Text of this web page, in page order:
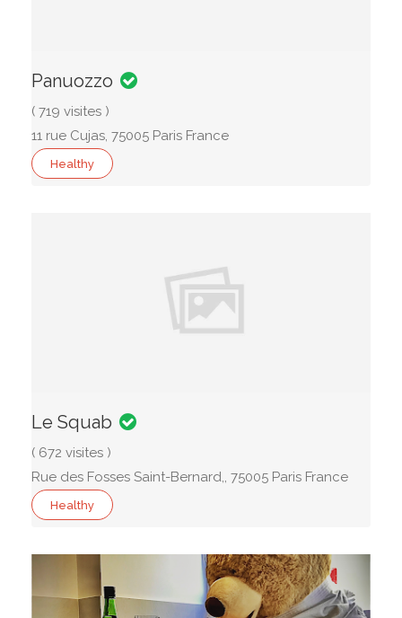
Panuozzo
( 719 visites )
11 rue Cujas, 75005 Paris France
Healthy
Le Squab
( 672 visites )
Rue des Fosses Saint-Bernard,, 75005 Paris France
Healthy